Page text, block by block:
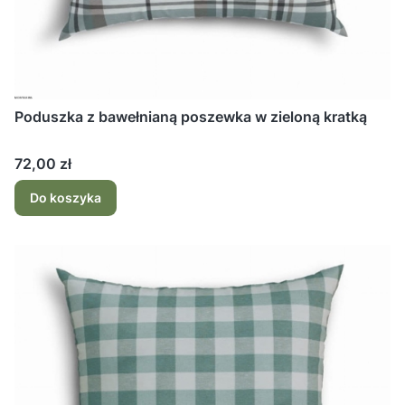
Poduszka z bawełnianą poszewka w zieloną kratką
Cena
72,00 zł
Do koszyka